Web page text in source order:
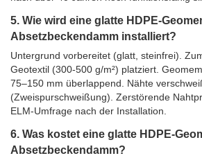
5. Wie wird eine glatte HDPE-
Absetzbeckendamm installiert?
Untergrund vorbereitet (glatt, steinfrei).
Geotextil (300-500 g/m²) platziert.
75–150 mm überlappend. Nähte
(Zweispurschweißung). Zerstörende
ELM-Umfrage nach der Installation.
6. Was kostet eine glatte HDPE-
Absetzbeckendamm?